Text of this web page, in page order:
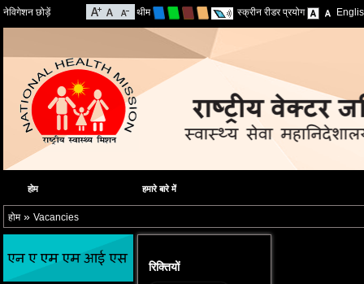
नेविगेशन छोड़ें थीम स्क्रीन रीडर प्रयोग
होम हमारे बारे में
होम» Vacancies
रिक्तियों